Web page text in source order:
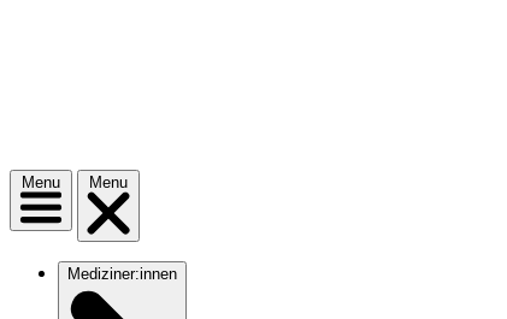
Menu Menu
Mediziner:innen